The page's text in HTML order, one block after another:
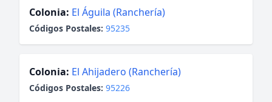
Colonia: El Águila (Ranchería)
Códigos Postales: 95235
Colonia: El Ahijadero (Ranchería)
Códigos Postales: 95226